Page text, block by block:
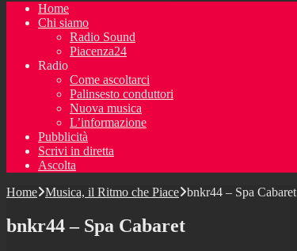
Home
Chi siamo
Radio Sound
Piacenza24
Radio
Come ascoltarci
Palinsesto conduttori
Nuova musica
L’informazione
Pubblicità
Scrivi in diretta
Ascolta
Home Musica, il Ritmo che Piace bnkr44 – Spa Cabaret
bnkr44 – Spa Cabaret